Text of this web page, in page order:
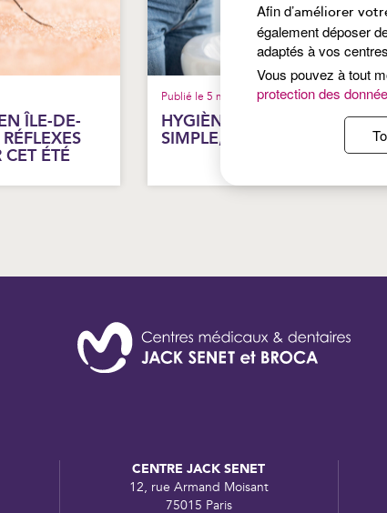
ÎLE-DE-
CET ÉTÉ
Publié le 5 mai 2026
HYGIÈNE DES MAINS : UN
SIMPLE, DES EFFETS
CENTRE JACK SENET
12, rue Armand Moisant
75015 Paris
Afin d’améliorer
également déposer
adaptés à vos
Vous pouvez à tout
protection des